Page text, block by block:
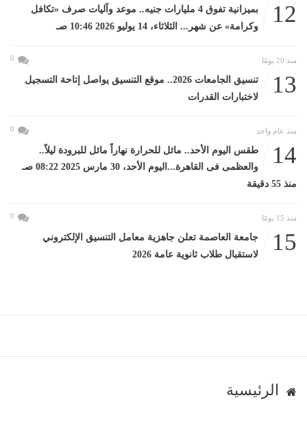
12
بميزانية تفوق 4 مليارات جنيه.. موعد وآليات صرف «تكافل
وكرامة» عن شهر... الثلاثاء، 14 يوليو 2026 10:46 صـ
منذ 20 يومًا 0
13
تنسيق الجامعات 2026.. موقع التنسيق يواصل إتاحة التسجيل
لاختبارات القدرات
منذ عام واحد 0
14
طقس اليوم الأحد.. مائل للحرارة نهاراً مائل للبرودة ليلاً..
والعظمى فى القاهرة...اليوم الأحد، 30 مارس 2025 08:22 صـ
منذ 55 دقيقة
منذ 15 يومًا 0
15
جامعة العاصمة تعلن جاهزية معامل التنسيق الإلكتروني
لاستقبال طلاب ثانوية عامة 2026
الرئيسية